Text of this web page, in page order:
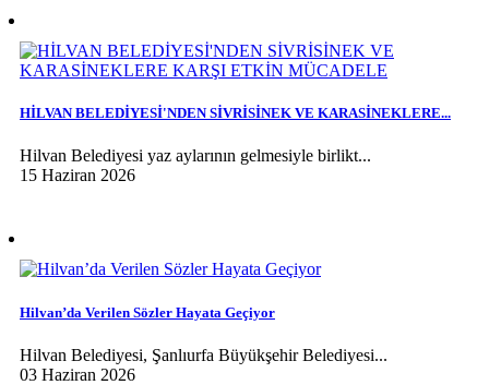
HİLVAN BELEDİYESİ'NDEN SİVRİSİNEK VE KARASİNEKLERE...
Hilvan Belediyesi yaz aylarının gelmesiyle birlikt...
15 Haziran 2026
Hilvan’da Verilen Sözler Hayata Geçiyor
Hilvan Belediyesi, Şanlıurfa Büyükşehir Belediyesi...
03 Haziran 2026